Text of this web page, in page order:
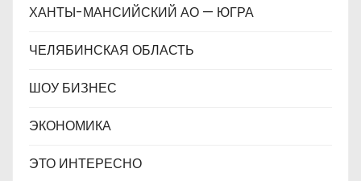
ХАНТЫ-МАНСИЙСКИЙ АО — ЮГРА
ЧЕЛЯБИНСКАЯ ОБЛАСТЬ
ШОУ БИЗНЕС
ЭКОНОМИКА
ЭТО ИНТЕРЕСНО